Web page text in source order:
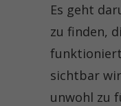
Es geht
zu finden,
sichtbar
unwohl zu